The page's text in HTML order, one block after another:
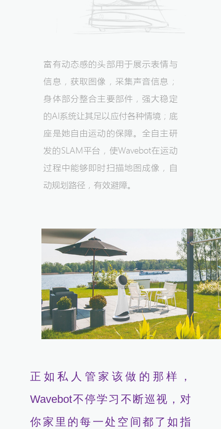
富有动态感的头部用于展示表情与
信息，获取图像，采集声音信息；
身体部分整合主要部件，强大稳定
的AI系统让其足以应付各种情境；底
座是她自由运动的保障。全自主研
发的SLAM平台，使Wavebot在运动
过程中能够即时扫描地图成像，自
动规划路径，有效避障。
正如私人管家该做的那样，
Wavebot不停学习不断巡视，对
你家里的每一处空间都了如指